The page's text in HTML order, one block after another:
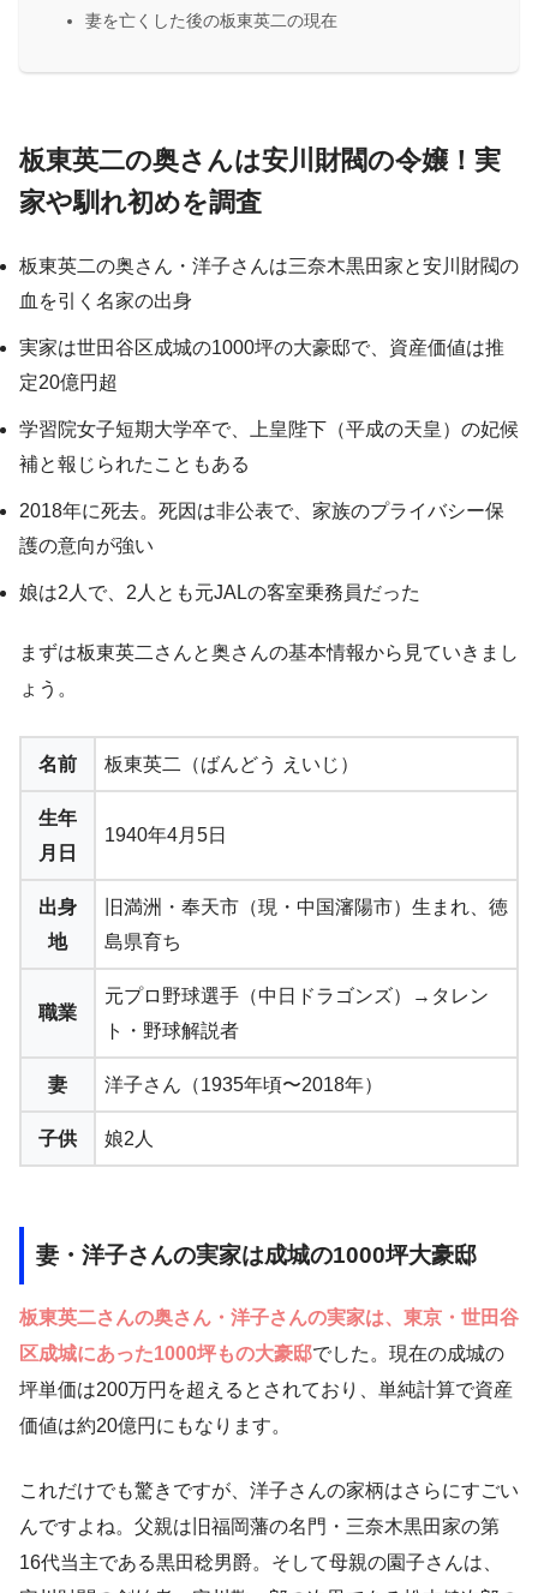
妻を亡くした後の板東英二の現在
板東英二の奥さんは安川財閥の令嬢！実
家や馴れ初めを調査
板東英二の奥さん・洋子さんは三奈木黒田家と安川財閥の
血を引く名家の出身
実家は世田谷区成城の1000坪の大豪邸で、資産価値は推
定20億円超
学習院女子短期大学卒で、上皇陛下（平成の天皇）の妃候
補と報じられたこともある
2018年に死去。死因は非公表で、家族のプライバシー保
護の意向が強い
娘は2人で、2人とも元JALの客室乗務員だった
まずは板東英二さんと奥さんの基本情報から見ていきまし
ょう。
名前 板東英二（ばんどう えいじ）
生年
月日
1940年4月5日
出身
地
旧満洲・奉天市（現・中国瀋陽市）生まれ、徳
島県育ち
職業
元プロ野球選手（中日ドラゴンズ）→タレン
ト・野球解説者
妻 洋子さん（1935年頃〜2018年）
子供 娘2人
妻・洋子さんの実家は成城の1000坪大豪邸
板東英二さんの奥さん・洋子さんの実家は、東京・世田谷
区成城にあった1000坪もの大豪邸でした。現在の成城の
坪単価は200万円を超えるとされており、単純計算で資産
価値は約20億円にもなります。
これだけでも驚きですが、洋子さんの家柄はさらにすごい
んですよね。父親は旧福岡藩の名門・三奈木黒田家の第
16代当主である黒田稔男爵。そして母親の園子さんは、